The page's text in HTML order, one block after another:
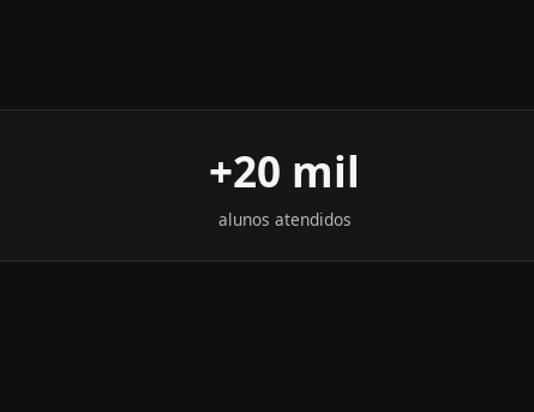
+20 mil
alunos atendidos